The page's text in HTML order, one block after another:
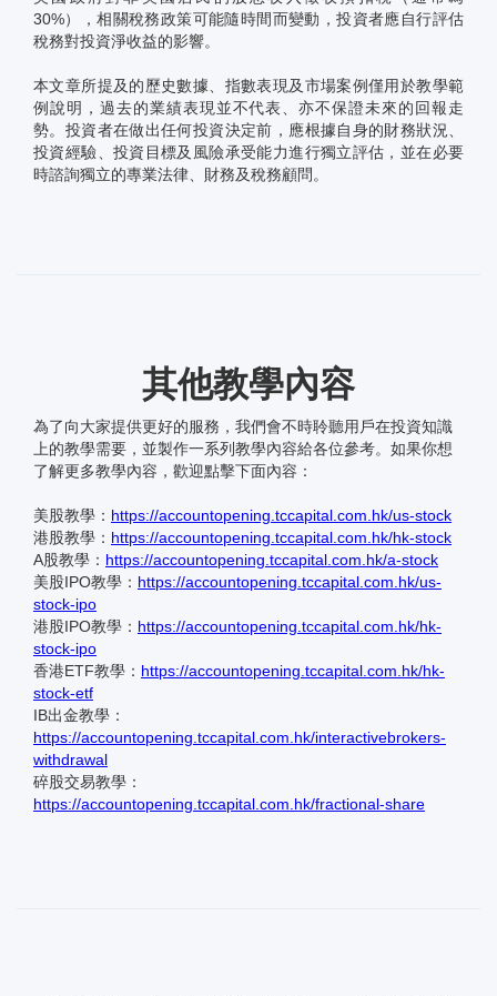
30%），相關稅務政策可能隨時間而變動，投資者應自行評估
稅務對投資淨收益的影響。
本文章所提及的歷史數據、指數表現及市場案例僅用於教學範
例說明，過去的業績表現並不代表、亦不保證未來的回報走
勢。投資者在做出任何投資決定前，應根據自身的財務狀況、
投資經驗、投資目標及風險承受能力進行獨立評估，並在必要
時諮詢獨立的專業法律、財務及稅務顧問。
其他教學內容
為了向大家提供更好的服務，我們會不時聆聽用戶在投資知識
上的教學需要，並製作一系列教學內容給各位參考。如果你想
了解更多教學內容，歡迎點擊下面內容：
美股教學： https://accountopening.tccapital.com.hk/us-stock
港股教學： https://accountopening.tccapital.com.hk/hk-stock
A股教學： https://accountopening.tccapital.com.hk/a-stock
美股IPO教學： https://accountopening.tccapital.com.hk/us-
stock-ipo
港股IPO教學： https://accountopening.tccapital.com.hk/hk-
stock-ipo
香港ETF教學： https://accountopening.tccapital.com.hk/hk-
stock-etf
IB出金教學：
https://accountopening.tccapital.com.hk/interactivebrokers-
withdrawal
碎股交易教學：
https://accountopening.tccapital.com.hk/fractional-share